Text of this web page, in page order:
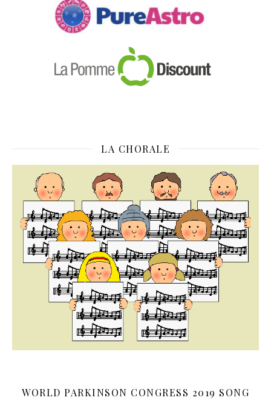
LA CHORALE
WORLD PARKINSON CONGRESS 2019 SONG